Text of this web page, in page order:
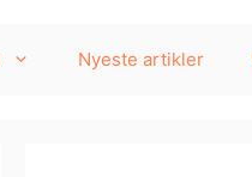
Nyeste artikler